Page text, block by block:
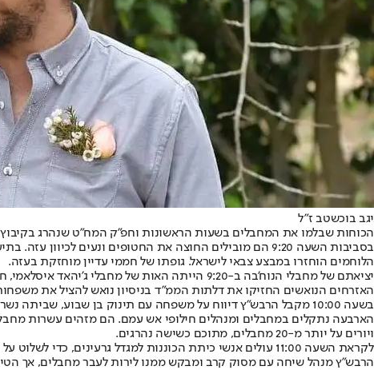
יגב בוכשטב ז"ל
הכוחות שבלמו את המחבלים בשעות הראשונות וחפ"ק המח"ט שנהרג
בסביבות השעה 9:20 הם מובילים החוצה את החטופים ונעים
הלוחמים הוחזרו במבצע צבאי לישראל. גופתו של חממי עדיין מוחזקת בעזה.
יציאתם של מחבלי הנוח'בה ב-9:20 הייתה האות של מחבלי ג'יהאד איסלאמי, חמאס ובלתי מזוהים להיכנס לקיבוץ. עשרות המחבלים נכנסו לתוך בתים, גנבו, הרסו והציתו אותם, בניסיון לרצוח את יושביהם.
האזרחים הנואשים החזיקו את דלתות הממ"ד בניסיון נואש להציל את
בשעה 10:00 מקבל הרבש"ץ דיווח על משפחה עם תינוק בן שבוע, שביתה נשרף כשהיא בתוכה, ומחליט לצאת. הוא נפגש עם שלושה חברי כיתת הכוננות שהתאגדו יחד עוד קודם, אוסף אותם ברכב ריינג'ר ונוסע למקום.
הארבעה נתקלים במחבלים ומנהלים חילופי אש עמם. הם מזהים עשרות
ויורים על יותר מ-20 מחבלים, מתוכם כשישה נהרגים.
לקראת השעה 11:00 עולים אנשי כיתת הכוננות למגדל גרעינים, כדי לשלוט על השטח ולמנוע מהמחבלים להתקדם למרחב המזרחי של הקיבוץ.
הרבש"ץ מנהל שיחה עם מסוק קרב ומבקש ממנו לירות לעבר מחבלים, אך